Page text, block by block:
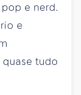
e nerd.
e
tudo